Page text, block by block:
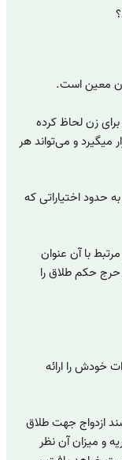
معین است.
زن لحاظ کرده
و می‌تواند هر
حدود اختیاراتی که
با آن عنوان
حکم طلاق را
خودش را ارائه
ازدواج جهت طلاق
و میزان آن نظر